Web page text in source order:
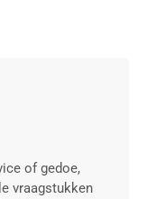
of gedoe,
vraagstukken